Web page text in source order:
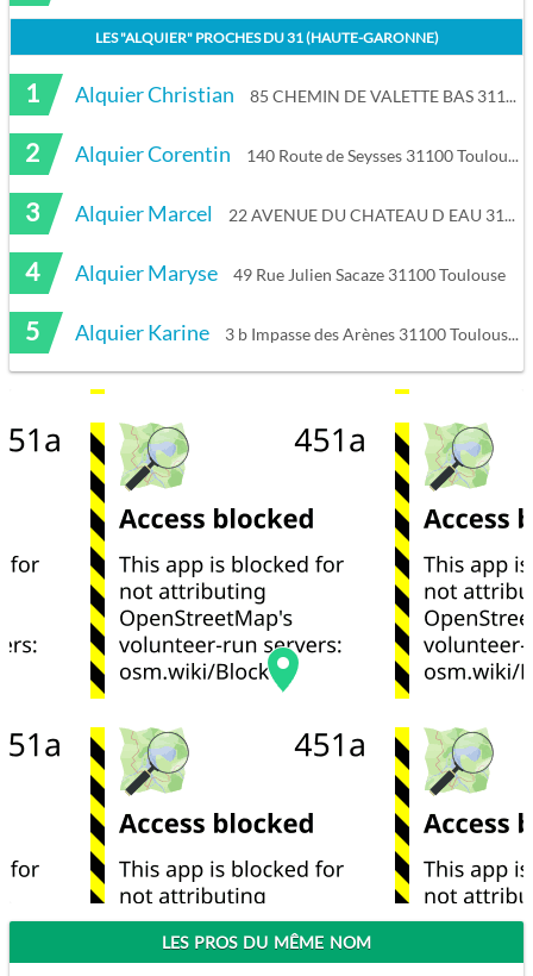
LES "ALQUIER" PROCHES DU31 (HAUTE-GARONNE)
1 Alquier Christian 85 CHEMIN DE VALETTE BAS 31170 Tournefeuille
2 Alquier Corentin 140 Route de Seysses 31100 Toulouse
3 Alquier Marcel 22 AVENUE DU CHATEAU D EAU 31490 Brax
4 Alquier Maryse 49 Rue Julien Sacaze 31100 Toulouse
5 Alquier Karine 3 b Impasse des Arènes 31100 Toulouse
LES PROS DU MÊME NOM